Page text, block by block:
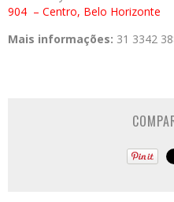
904 – Centro, Belo Horizonte
Mais informações: 31 3342